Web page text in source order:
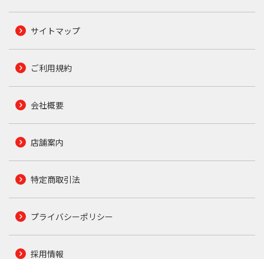
サイトマップ
ご利用規約
会社概要
店舗案内
特定商取引法
プライバシーポリシー
採用情報